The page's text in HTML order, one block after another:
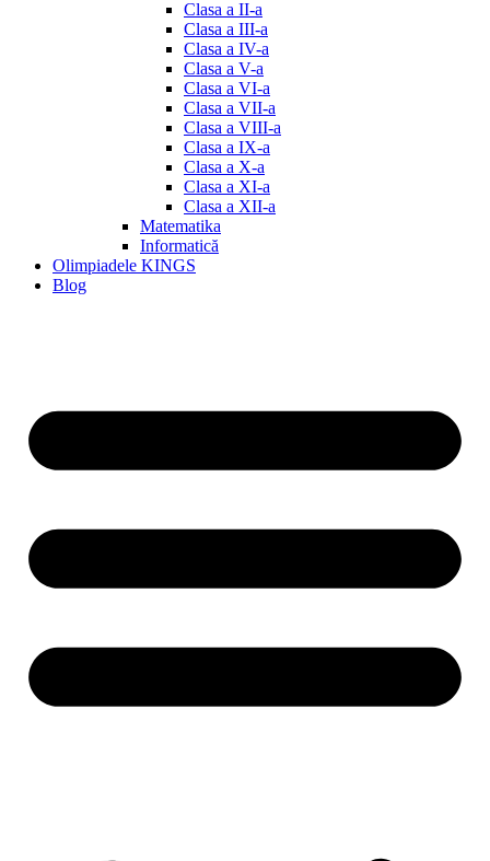
Clasa a II-a
Clasa a III-a
Clasa a IV-a
Clasa a V-a
Clasa a VI-a
Clasa a VII-a
Clasa a VIII-a
Clasa a IX-a
Clasa a X-a
Clasa a XI-a
Clasa a XII-a
Matematika
Informatică
Olimpiadele KINGS
Blog